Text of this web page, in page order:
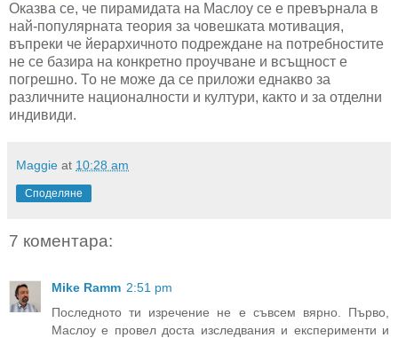
Оказва се, че пирамидата на Маслоу се е превърнала в
най-популярната теория за човешката мотивация,
въпреки че йерархичното подреждане на потребностите
не се базира на конкретно проучване и всъщност е
погрешно. То не може да се приложи еднакво за
различните националности и култури, както и за отделни
индивиди.
Maggie at 10:28 am
Споделяне
7 коментара:
Mike Ramm 2:51 pm
Последното ти изречение не е съвсем вярно. Първо,
Маслоу е провел доста изследвания и експерименти и